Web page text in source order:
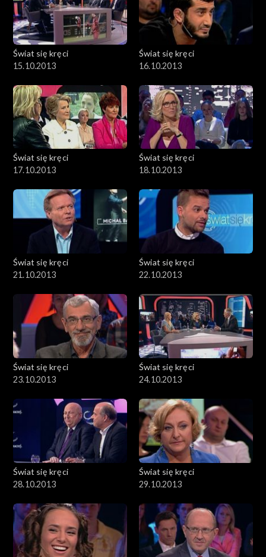
Świat się kręci
15.10.2013
Świat się kręci
16.10.2013
Świat się kręci
17.10.2013
Świat się kręci
18.10.2013
Świat się kręci
21.10.2013
Świat się kręci
22.10.2013
Świat się kręci
23.10.2013
Świat się kręci
24.10.2013
Świat się kręci
28.10.2013
Świat się kręci
29.10.2013